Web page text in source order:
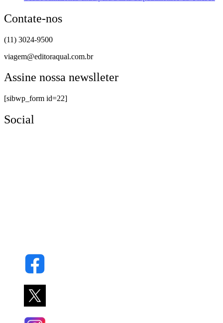
Contate-nos
(11) 3024-9500
viagem@editoraqual.com.br
Assine nossa newslleter
[sibwp_form id=22]
Social